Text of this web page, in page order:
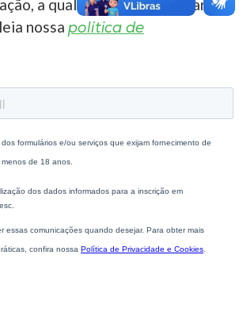
a qualquer momento. Para
nossa política de